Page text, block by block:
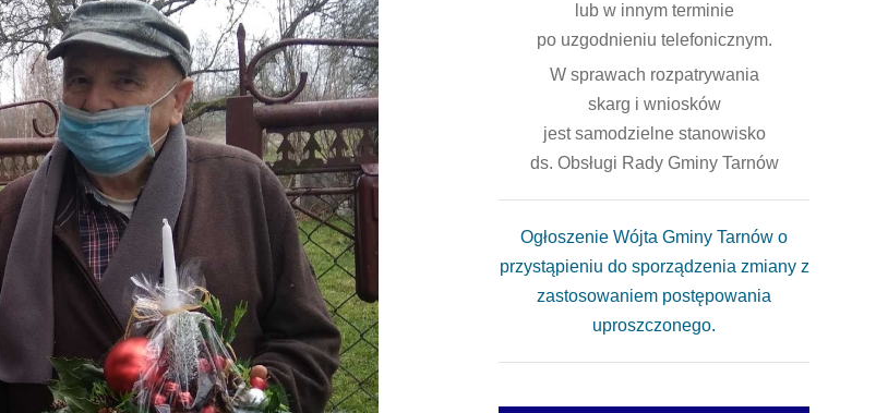
lub w innym terminie
po uzgodnieniu telefonicznym.
W sprawach rozpatrywania
skarg i wniosków
jest samodzielne stanowisko
ds. Obsługi Rady Gminy Tarnów
Ogłoszenie Wójta Gminy Tarnów o
przystąpieniu do sporządzenia zmiany z
zastosowaniem postępowania
uproszczonego.